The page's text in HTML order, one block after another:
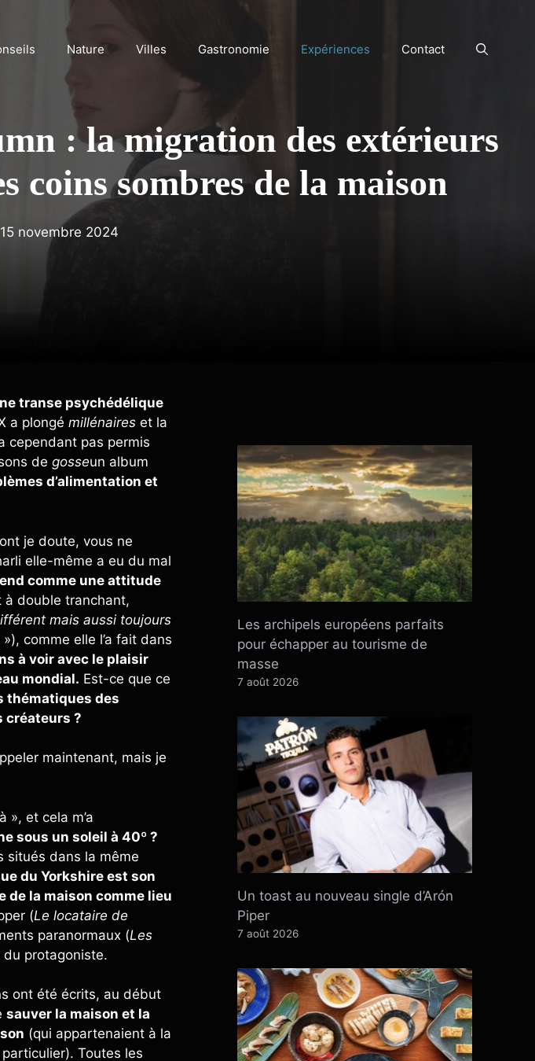
Nature Villes Gastronomie Expériences Contact
: la migration des extérieurs
coins sombres de la maison
15 novembre 2024
transe psychédélique
a plongé millénaires et la
cependant pas permis
de gosseun album
d’alimentation et
je doute, vous ne
elle-même a eu du mal
comme une attitude
à double tranchant,
mais aussi toujours
comme elle l’a fait dans
à voir avec le plaisir
mondial. Est-ce que ce
thématiques des
créateurs ?
maintenant, mais je
», et cela m’a
sous un soleil à 40º ?
situés dans la même
du Yorkshire est son
de la maison comme lieu
(Le locataire de
paranormaux (Les
du protagoniste.
ont été écrits, au début
sauver la maison et la
(qui appartenaient à la
Toutes les
Les archipels européens parfaits
pour échapper au tourisme de
masse
7 août 2026
Un toast au nouveau single d’Arón
Piper
7 août 2026